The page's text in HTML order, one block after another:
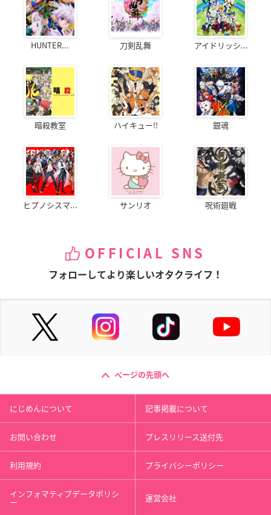
HUNTER... 刀剣乱舞 アイドリッシ...
暗殺教室 ハイキュー!! 銀魂
ヒプノシスマ... サンリオ 呪術廻戦
OFFICIAL SNS
フォローしてより楽しいオタクライフ！
ページの先頭へ
にじめんについて 記事掲載について
お問い合わせ プレスリリース送付先
利用規約 プライバシーポリシー
インフォマティブデータポリシ
ー 運営会社